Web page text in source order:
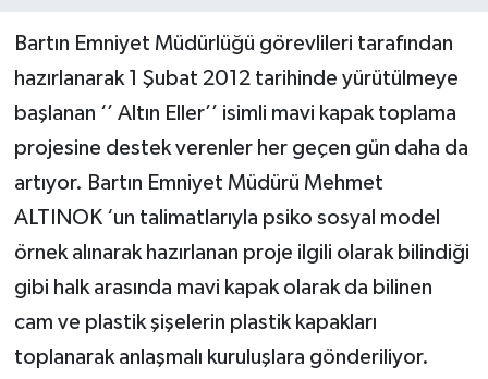
Bartın Emniyet Müdürlüğü görevlileri tarafından
hazırlanarak 1 Şubat 2012 tarihinde yürütülmeye
başlanan ‘’ Altın Eller’’ isimli mavi kapak toplama
projesine destek verenler her geçen gün daha da
artıyor. Bartın Emniyet Müdürü Mehmet
ALTINOK ‘un talimatlarıyla psiko sosyal model
örnek alınarak hazırlanan proje ilgili olarak bilindiği
gibi halk arasında mavi kapak olarak da bilinen
cam ve plastik şişelerin plastik kapakları
toplanarak anlaşmalı kuruluşlara gönderiliyor.
DÜNYA
YEREL